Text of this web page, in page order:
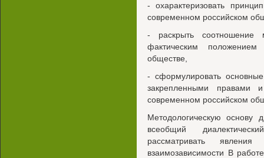
- охарактеризовать
современном российском
- раскрыть
фактическим
обществе,
- сформулировать
закрепленными правами
современном российском
Методологическую основу
всеобщий
рассматривать
взаимозависимости В